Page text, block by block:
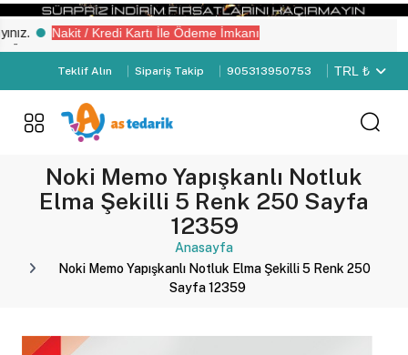
Girişi" yapın.
Nakit / Kredi Kartı İle Ödeme İmkanı
Teklif Alın Sipariş Takip 905313950753 TRL ₺
Noki Memo Yapışkanlı Notluk
Elma Şekilli 5 Renk 250 Sayfa
12359
Anasayfa
Noki Memo Yapışkanlı Notluk Elma Şekilli 5 Renk 250
Sayfa 12359